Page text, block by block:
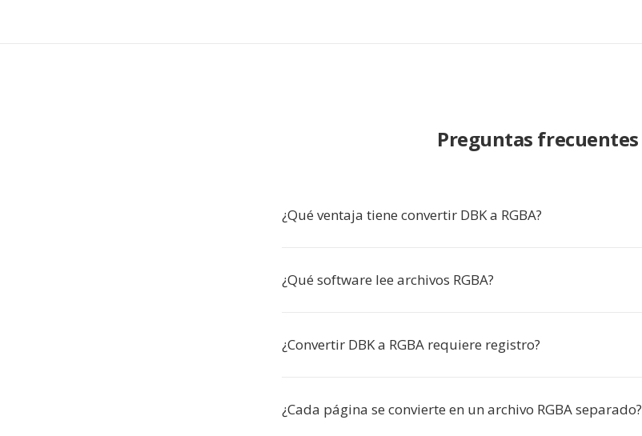
Preguntas frecuentes
¿Qué ventaja tiene convertir DBK a RGBA?
¿Qué software lee archivos RGBA?
¿Convertir DBK a RGBA requiere registro?
¿Cada página se convierte en un archivo RGBA separado?